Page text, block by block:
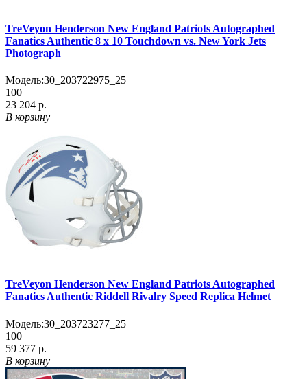
TreVeyon Henderson New England Patriots Autographed
Fanatics Authentic 8 x 10 Touchdown vs. New York Jets
Photograph
Модель:30_203722975_25
100
23 204 р.
В корзину
TreVeyon Henderson New England Patriots Autographed
Fanatics Authentic Riddell Rivalry Speed Replica Helmet
Модель:30_203723277_25
100
59 377 р.
В корзину